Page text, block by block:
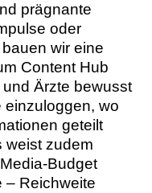
prägnante
oder
wir eine
Content Hub
Ärzte bewusst
einzuloggen, wo
geteilt
weist zudem
Budget
– Reichweite